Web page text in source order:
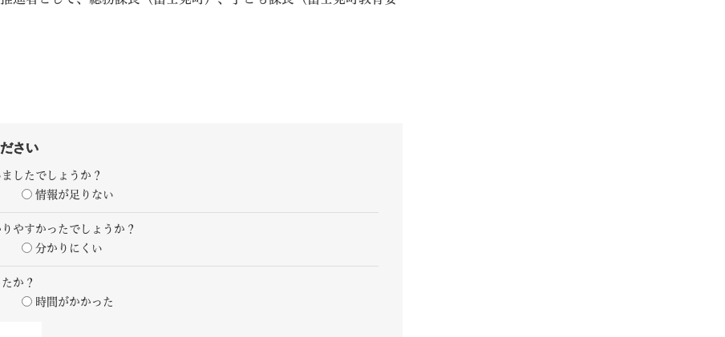
さい
したでしょうか？
情報が足りない
やすかったでしょうか？
分かりにくい
か？
時間がかかった